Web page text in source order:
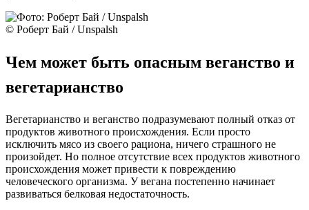
© Роберт Бай / Unspalsh
Чем может быть опасным веганство и
вегетарианство
Вегетарианство и веганство подразумевают полный отказ от
продуктов животного происхождения. Если просто
исключить мясо из своего рациона, ничего страшного не
произойдет. Но полное отсутствие всех продуктов животного
происхождения может привести к повреждению
человеческого организма. У вегана постепенно начинает
развиваться белковая недостаточность.